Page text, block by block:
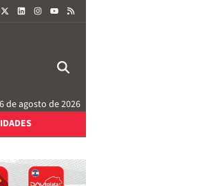
LINKEDININSTAGRAM
de agosto de 2026